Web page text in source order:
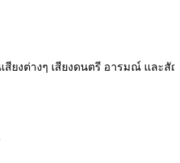
สียงต่างๆ เสียงดนตรี อารมณ์ และ